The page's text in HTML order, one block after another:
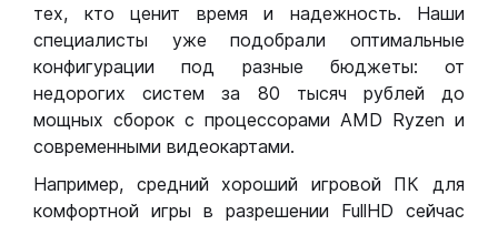
тех, кто ценит время и надежность. Наши
специалисты уже подобрали оптимальные
конфигурации под разные бюджеты: от
недорогих систем за 80 тысяч рублей до
мощных сборок с процессорами AMD Ryzen и
современными видеокартами.
Например, средний хороший игровой ПК для
комфортной игры в разрешении FullHD сейчас